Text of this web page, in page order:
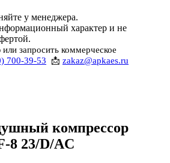
у менеджера.
характер и не
запросить коммерческое
700-39-53 📩 zakaz@apkaes.ru
компрессор
8 23/D/AC